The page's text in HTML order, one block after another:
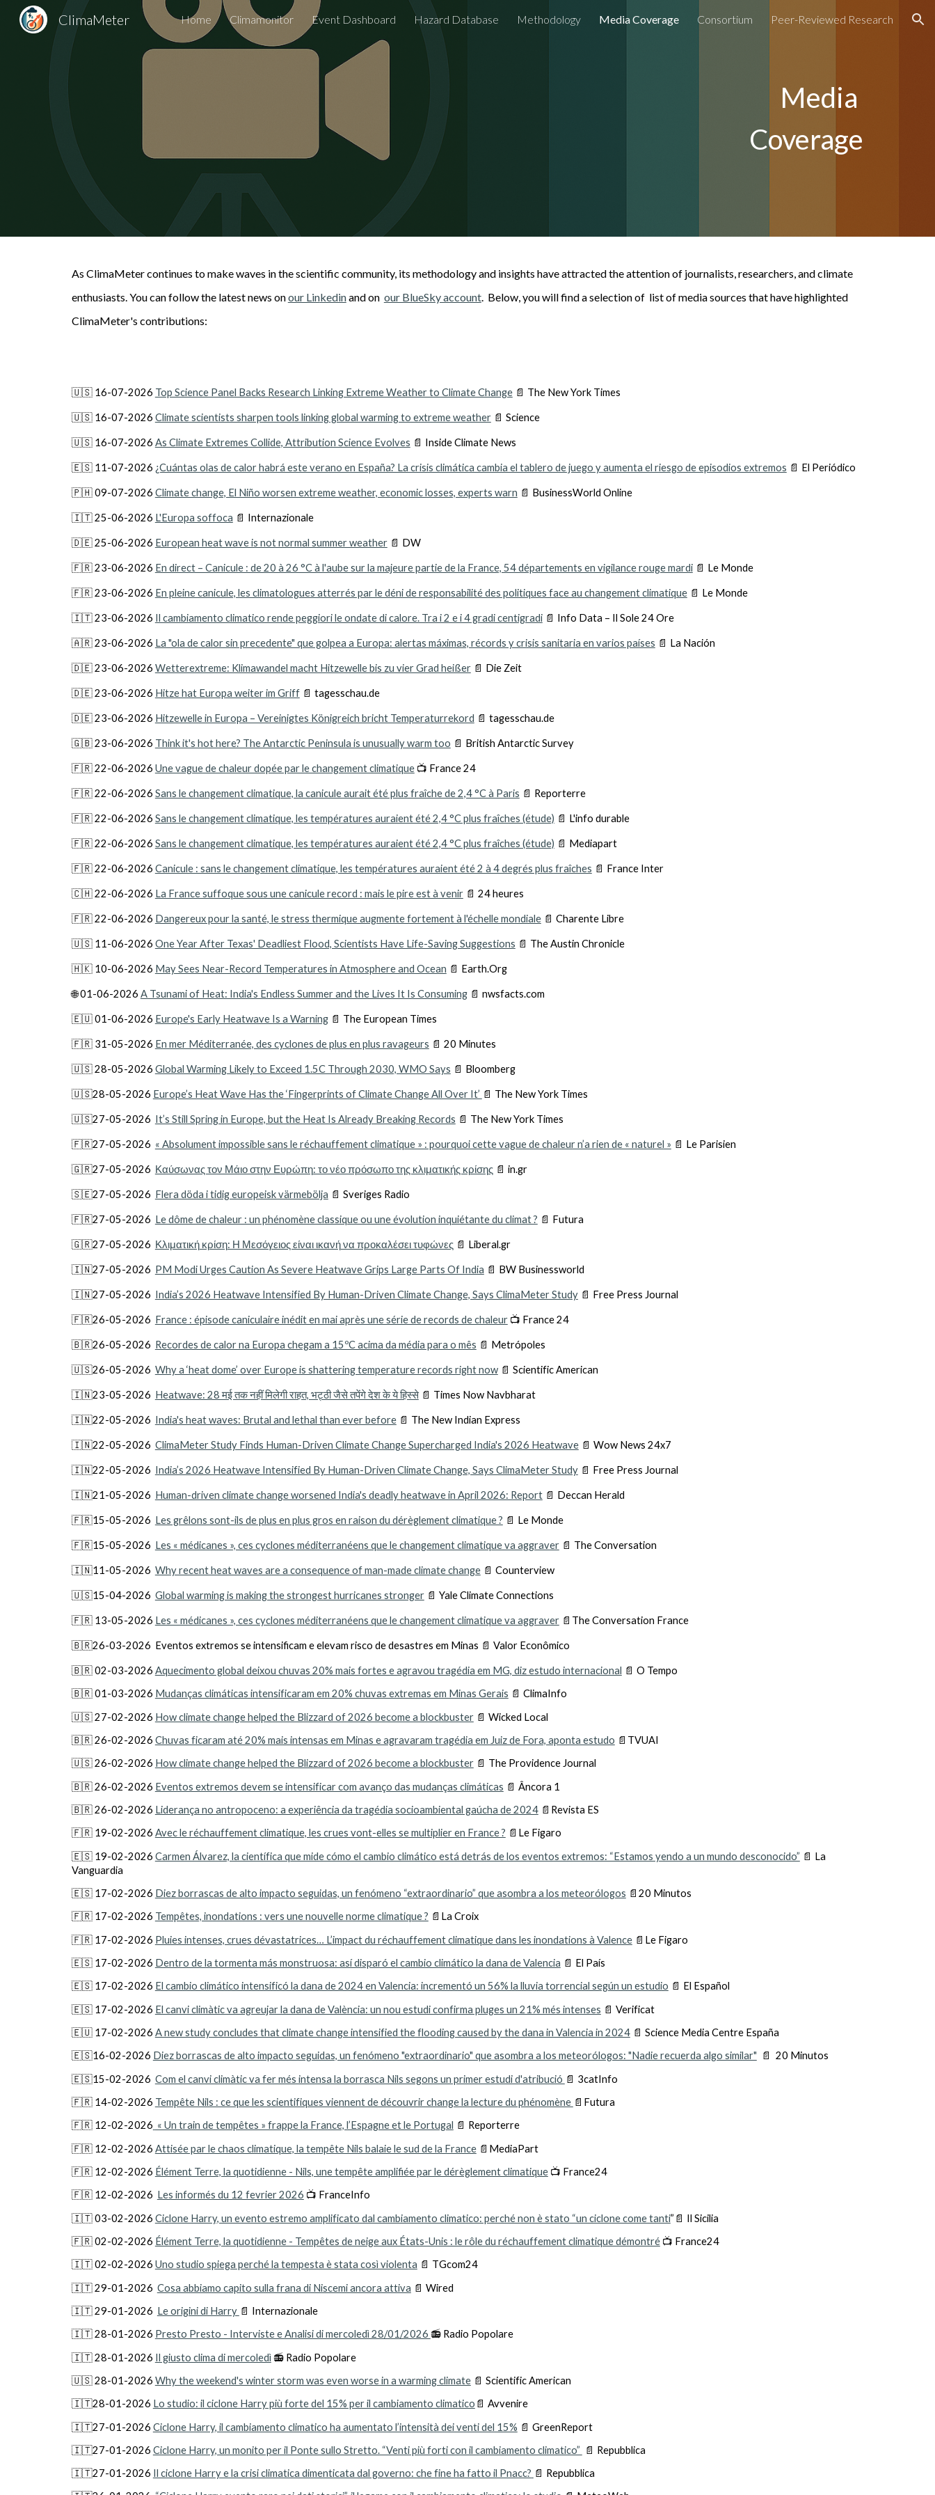
Skip to main content Skip to navigation
ClimaMeter Home Climamonitor Event Dashboard Hazard Database Methodology Media Coverage Consortium Peer-Reviewed Research
Media
Coverage
As ClimaMeter continues to make waves in the scientific community, its methodology and insights have attracted the attention of journalists, researchers, and climate
enthusiasts.You can follow the latest news onour Linkedinand on our BlueSky account. Below, you will find a selection of list of media sources that have highlighted
ClimaMeter's contributions:
🇺🇸 16-07-2026 Top Science Panel Backs Research Linking Extreme Weather to Climate Change📄 The New York Times
🇺🇸 16-07-2026 Climate scientists sharpen tools linking global warming to extreme weather📄 Science
🇺🇸 16-07-2026 As Climate Extremes Collide, Attribution Science Evolves 📄 Inside Climate News
🇪🇸 11-07-2026 ¿Cuántas olas de calor habrá este verano en España? La crisis climática cambia el tablero de juego y aumenta el riesgo de episodios extremos 📄 El Periódico
🇵🇭 09-07-2026 Climate change, El Niño worsen extreme weather, economic losses, experts warn 📄 BusinessWorld Online
🇮🇹 25-06-2026 L'Europa soffoca 📄 Internazionale
🇩🇪 25-06-2026 European heat wave is not normal summer weather📄 DW
🇫🇷 23-06-2026 En direct – Canicule : de 20 à 26 °C à l'aube sur la majeure partie de la France, 54 départements en vigilance rouge mardi📄 Le Monde
🇫🇷 23-06-2026 En pleine canicule, les climatologues atterrés par le déni de responsabilité des politiques face au changement climatique📄 Le Monde
🇮🇹 23-06-2026 Il cambiamento climatico rende peggiori le ondate di calore. Tra i 2 e i 4 gradi centigradi📄 Info Data – Il Sole 24 Ore
🇦🇷 23-06-2026 La "ola de calor sin precedente" que golpea a Europa: alertas máximas, récords y crisis sanitaria en varios países 📄 La Nación
🇩🇪 23-06-2026 Wetterextreme: Klimawandel macht Hitzewelle bis zu vier Grad heißer📄 Die Zeit
🇩🇪 23-06-2026 Hitze hat Europa weiter im Griff📄 tagesschau.de
🇩🇪 23-06-2026 Hitzewelle in Europa – Vereinigtes Königreich bricht Temperaturrekord 📄 tagesschau.de
🇬🇧 23-06-2026 Think it's hot here? The Antarctic Peninsula is unusually warm too 📄 British Antarctic Survey
🇫🇷 22-06-2026 Une vague de chaleur dopée par le changement climatique 📺 France 24
🇫🇷 22-06-2026 Sans le changement climatique, la canicule aurait été plus fraîche de 2,4 °C à Paris 📄 Reporterre
🇫🇷 22-06-2026 Sans le changement climatique, les températures auraient été 2,4 °C plus fraîches (étude) 📄 L'info durable
🇫🇷 22-06-2026 Sans le changement climatique, les températures auraient été 2,4 °C plus fraîches (étude) 📄 Mediapart
🇫🇷 22-06-2026 Canicule : sans le changement climatique, les températures auraient été 2 à 4 degrés plus fraîches 📄 France Inter
🇨🇭 22-06-2026 La France suffoque sous une canicule record : mais le pire est à venir📄 24 heures
🇫🇷 22-06-2026 Dangereux pour la santé, le stress thermique augmente fortement à l'échelle mondiale📄 Charente Libre
🇺🇸 11-06-2026 One Year After Texas' Deadliest Flood, Scientists Have Life-Saving Suggestions 📄 The Austin Chronicle
🇭🇰 10-06-2026 May Sees Near-Record Temperatures in Atmosphere and Ocean 📄 Earth.Org
🌐 01-06-2026 A Tsunami of Heat: India's Endless Summer and the Lives It Is Consuming📄 nwsfacts.com
🇪🇺 01-06-2026 Europe's Early Heatwave Is a Warning📄 The European Times
🇫🇷 31-05-2026 En mer Méditerranée, des cyclones de plus en plus ravageurs 📄 20 Minutes
🇺🇸 28-05-2026 Global Warming Likely to Exceed 1.5C Through 2030, WMO Says 📄 Bloomberg
🇺🇸28-05-2026 Europe’s Heat Wave Has the ‘Fingerprints of Climate Change All Over It’ 📄 The New York Times
🇺🇸27-05-2026 It’s Still Spring in Europe, but the Heat Is Already Breaking Records 📄 The New York Times
🇫🇷27-05-2026 « Absolument impossible sans le réchauffement climatique » : pourquoi cette vague de chaleur n’a rien de « naturel » 📄 Le Parisien
🇬🇷27-05-2026 Καύσωνας τον Μάιο στην Ευρώπη: το νέο πρόσωπο της κλιματικής κρίσης📄 in.gr
🇸🇪27-05-2026 Flera döda i tidig europeisk värmebölja 📄 Sveriges Radio
🇫🇷27-05-2026 Le dôme de chaleur : un phénomène classique ou une évolution inquiétante du climat ? 📄 Futura
🇬🇷27-05-2026 Κλιματική κρίση: Η Μεσόγειος είναι ικανή να προκαλέσει τυφώνες📄 Liberal.gr
🇮🇳27-05-2026 PM Modi Urges Caution As Severe Heatwave Grips Large Parts Of India 📄 BW Businessworld
🇮🇳27-05-2026 India’s 2026 Heatwave Intensified By Human-Driven Climate Change, Says ClimaMeter Study📄 Free Press Journal
🇫🇷26-05-2026 France : épisode caniculaire inédit en mai après une série de records de chaleur📺 France 24
🇧🇷26-05-2026 Recordes de calor na Europa chegam a 15ºC acima da média para o mês 📄 Metrópoles
🇺🇸26-05-2026 Why a ‘heat dome’ over Europe is shattering temperature records right now📄 Scientific American
🇮🇳23-05-2026 Heatwave: 28 मई तक नहीं मिलेगी राहत, भट्ठी जैसे तपेंगे देश के ये हिस्से📄 Times Now Navbharat
🇮🇳22-05-2026 India's heat waves: Brutal and lethal than ever before📄 The New Indian Express
🇮🇳22-05-2026 ClimaMeter Study Finds Human-Driven Climate Change Supercharged India's 2026 Heatwave📄 Wow News 24x7
🇮🇳22-05-2026 India’s 2026 Heatwave Intensified By Human-Driven Climate Change, Says ClimaMeter Study📄 Free Press Journal
🇮🇳21-05-2026 Human-driven climate change worsened India's deadly heatwave in April 2026: Report📄 Deccan Herald
🇫🇷15-05-2026 Les grêlons sont-ils de plus en plus gros en raison du dérèglement climatique ? 📄 Le Monde
🇫🇷15-05-2026 Les « médicanes », ces cyclones méditerranéens que le changement climatique va aggraver📄 The Conversation
🇮🇳11-05-2026 Why recent heat waves are a consequence of man-made climate change📄 Counterview
🇺🇸15-04-2026 Global warming is making the strongest hurricanes stronger📄 Yale Climate Connections
🇫🇷 13-05-2026 Les « médicanes », ces cyclones méditerranéens que le changement climatique va aggraver 📄The Conversation France
🇧🇷26-03-2026 Eventos extremos se intensificam e elevam risco de desastres em Minas 📄 Valor Econômico
🇧🇷 02-03-2026 Aquecimento global deixou chuvas 20% mais fortes e agravou tragédia em MG, diz estudo internacional 📄 O Tempo
🇧🇷 01-03-2026 Mudanças climáticas intensificaram em 20% chuvas extremas em Minas Gerais 📄 ClimaInfo
🇺🇸 27-02-2026 How climate change helped the Blizzard of 2026 become a blockbuster 📄 Wicked Local
🇧🇷 26-02-2026 Chuvas ficaram até 20% mais intensas em Minas e agravaram tragédia em Juiz de Fora, aponta estudo 📄 TVUAI
🇺🇸 26-02-2026 How climate change helped the Blizzard of 2026 become a blockbuster 📄 The Providence Journal
🇧🇷 26-02-2026 Eventos extremos devem se intensificar com avanço das mudanças climáticas 📄 Âncora 1
🇧🇷 26-02-2026 Liderança no antropoceno: a experiência da tragédia socioambiental gaúcha de 2024 📄 Revista ES
🇫🇷 19-02-2026 Avec le réchauffement climatique, les crues vont-elles se multiplier en France ? 📄 Le Figaro
🇪🇸 19-02-2026 Carmen Álvarez, la científica que mide cómo el cambio climático está detrás de los eventos extremos: “Estamos yendo a un mundo desconocido” 📄 La
Vanguardia
🇪🇸 17-02-2026 Diez borrascas de alto impacto seguidas, un fenómeno “extraordinario” que asombra a los meteorólogos 📄 20 Minutos
🇫🇷 17-02-2026 Tempêtes, inondations : vers une nouvelle norme climatique ? 📄 La Croix
🇫🇷 17-02-2026 Pluies intenses, crues dévastatrices… L’impact du réchauffement climatique dans les inondations à Valence 📄 Le Figaro
🇪🇸 17-02-2026 Dentro de la tormenta más monstruosa: así disparó el cambio climático la dana de Valencia 📄 El País
🇪🇸 17-02-2026 El cambio climático intensificó la dana de 2024 en Valencia: incrementó un 56% la lluvia torrencial según un estudio 📄 El Español
🇪🇸 17-02-2026 El canvi climàtic va agreujar la dana de València: un nou estudi confirma pluges un 21% més intenses 📄 Verificat
🇪🇺 17-02-2026 A new study concludes that climate change intensified the flooding caused by the dana in Valencia in 2024 📄 Science Media Centre España
🇪🇸16-02-2026 Diez borrascas de alto impacto seguidas, un fenómeno "extraordinario" que asombra a los meteorólogos: "Nadie recuerda algo similar" 📄 20 Minutos
🇪🇸15-02-2026 Com el canvi climàtic va fer més intensa la borrasca Nils segons un primer estudi d'atribució 📄 3catInfo
🇫🇷 14-02-2026 Tempête Nils : ce que les scientifiques viennent de découvrir change la lecture du phénomène 📄Futura
🇫🇷 12-02-2026 « Un train de tempêtes » frappe la France, l’Espagne et le Portugal 📄 Reporterre
🇫🇷 12-02-2026 Attisée par le chaos climatique, la tempête Nils balaie le sud de la France 📄 MediaPart
🇫🇷 12-02-2026 Élément Terre, la quotidienne - Nils, une tempête amplifiée par le dérèglement climatique 📺 France24
🇫🇷 12-02-2026 Les informés du 12 fevrier 2026 📺 FranceInfo
🇮🇹03-02-2026 Ciclone Harry, un evento estremo amplificato dal cambiamento climatico: perché non è stato “un ciclone come tanti” 📄 Il Sicilia
🇫🇷02-02-2026 Élément Terre, la quotidienne - Tempêtes de neige aux États-Unis : le rôle du réchauffement climatique démontré📺 France24
🇮🇹02-02-2026 Uno studio spiega perché la tempesta è stata così violenta 📄 TGcom24
🇮🇹29-01-2026 Cosa abbiamo capito sulla frana di Niscemi ancora attiva 📄 Wired
🇮🇹29-01-2026 Le origini di Harry 📄 Internazionale
🇮🇹28-01-2026 Presto Presto - Interviste e Analisi di mercoledì 28/01/2026 📻 Radio Popolare
🇮🇹28-01-2026 Il giusto clima di mercoledì📻 Radio Popolare
🇺🇸28-01-2026 Why the weekend's winter storm was even worse in a warming climate 📄 Scientific American
🇮🇹28-01-2026 Lo studio: il ciclone Harry più forte del 15% per il cambiamento climatico 📄 Avvenire
🇮🇹27-01-2026 Ciclone Harry, il cambiamento climatico ha aumentato l’intensità dei venti del 15% 📄 GreenReport
🇮🇹27-01-2026 Ciclone Harry, un monito per il Ponte sullo Stretto. “Venti più forti con il cambiamento climatico” 📄 Repubblica
🇮🇹27-01-2026 Il ciclone Harry e la crisi climatica dimenticata dal governo: che fine ha fatto il Pnacc? 📄 Repubblica